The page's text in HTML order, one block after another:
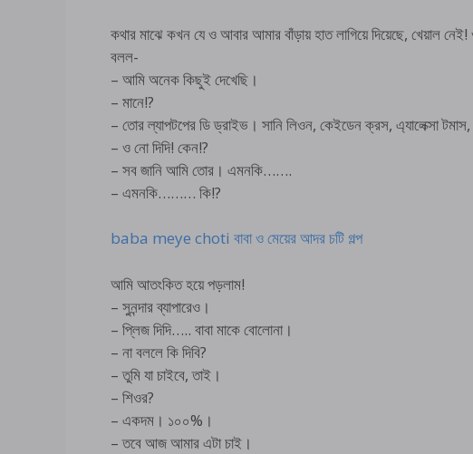
কথার মাঝে কখন যে ও আবার আমার বাঁড়ায় হাত লাগিয়ে দিয়েছে, খেয়াল
বলল-
– আমি অনেক কিছুই দেখেছি।
– মানে!?
– তোর ল্যাপটপের ডি ড্রাইভ। সানি লিওন, কেইডেন ক্রস, এ্যালেক্সা
– ও নো দিদি! কেন!?
– সব জানি আমি তোর। এমনকি…….
– এমনকি……… কি!?
baba meye choti বাবা ও মেয়ের আদর চটি গল্প
আমি আতংকিত হয়ে পড়লাম!
– সুনন্দার ব্যাপারেও।
– প্লিজ দিদি….. বাবা মাকে বোলোনা।
– না বললে কি দিবি?
– তুমি যা চাইবে, তাই।
– শিওর?
– একদম। ১০০%।
– তবে আজ আমার এটা চাই।